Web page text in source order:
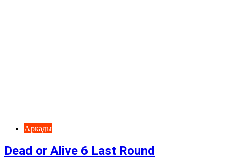
Аркады
Dead or Alive 6 Last Round